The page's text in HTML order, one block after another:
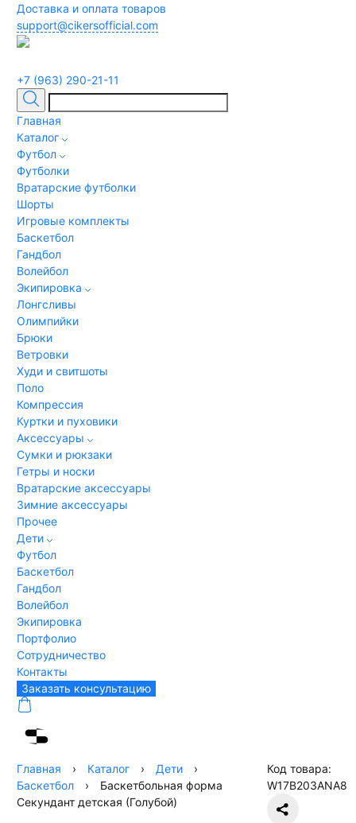
Доставка и оплата товаров
support@cikersofficial.com
+7 (963) 290-21-11
Главная
Каталог
Футбол
Футболки
Вратарские футболки
Шорты
Игровые комплекты
Баскетбол
Гандбол
Волейбол
Экипировка
Лонгсливы
Олимпийки
Брюки
Ветровки
Худи и свитшоты
Поло
Компрессия
Куртки и пуховики
Аксессуары
Сумки и рюкзаки
Гетры и носки
Вратарские аксессуары
Зимние аксессуары
Прочее
Дети
Футбол
Баскетбол
Гандбол
Волейбол
Экипировка
Портфолио
Сотрудничество
Контакты
Заказать консультацию
Главная › Каталог › Дети
›
Баскетбол
›
Баскетбольная форма
Секундант детская (Голубой)
Код товара:
W17B203ANA8